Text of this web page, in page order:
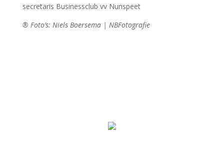
secretaris Businessclub vv Nunspeet
® Foto’s: Niels Boersema | NBFotografie